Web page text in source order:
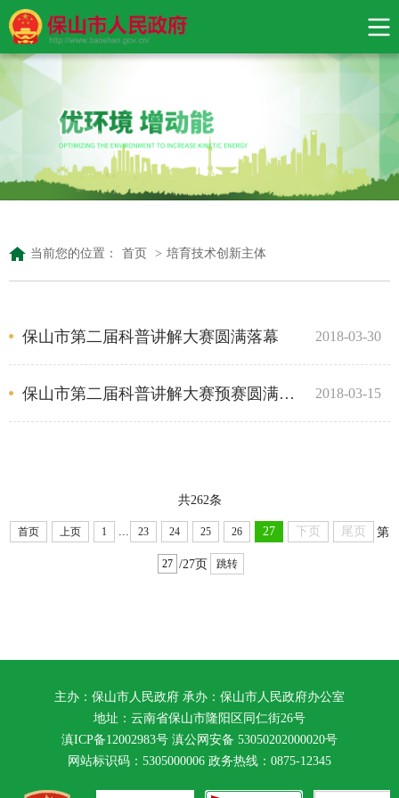
当前您的位置： 首页 > 培育技术创新主体
保山市第二届科普讲解大赛圆满落幕 2018-03-30
保山市第二届科普讲解大赛预赛圆满落幕 2018-03-15
共262条
首页 上页 1 23 24 25 26 27 下页 尾页 第
/27页 跳转
主办：保山市人民政府 承办：保山市人民政府办公室
地址：云南省保山市隆阳区同仁街26号
滇ICP备12002983号 滇公网安备 53050202000020号
网站标识码：5305000006 政务热线：0875-12345